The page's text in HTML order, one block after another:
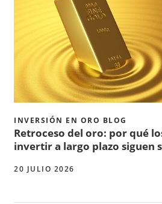
INVERSIÓN EN ORO BLOG
Retroceso del oro: por qué
invertir a largo plazo siguen
20 JULIO 2026